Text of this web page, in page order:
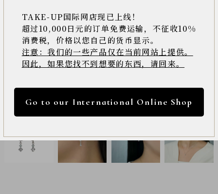
登
録
>>
Online
Shop
Item
TAKE-UP国际网店现已上线！
超过10,000日元的订单免费运输，不征收10%
消费税，价格以您自己的货币显示。
注意：我们的一些产品仅在当前网站上提供。
因此，如果您找不到想要的东西，请回来。
Go to our International Online Shop